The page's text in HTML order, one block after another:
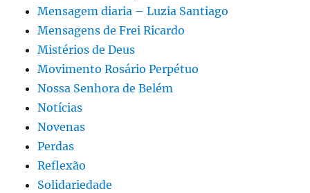
Mensagem diaria – Luzia Santiago
Mensagens de Frei Ricardo
Mistérios de Deus
Movimento Rosário Perpétuo
Nossa Senhora de Belém
Notícias
Novenas
Perdas
Reflexão
Solidariedade